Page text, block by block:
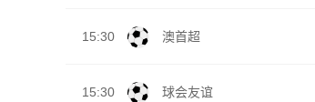
15:30 澳首超
15:30 球会友谊